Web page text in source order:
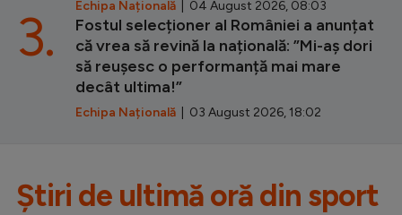
Echipa Națională | 04 August 2026, 08:03
Fostul selecționer al României a anunțat
că vrea să revină la națională: ”Mi-aș dori
să reușesc o performanță mai mare
decât ultima!”
Echipa Națională | 03 August 2026, 18:02
3.
Știri de ultimă oră din sport